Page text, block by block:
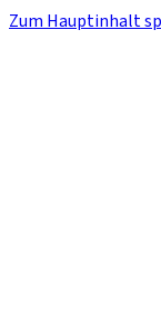
Zum Hauptinhalt